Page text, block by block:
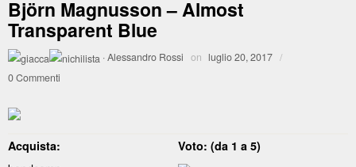
Björn Magnusson – Almost
Transparent Blue
·Alessandro Rossi on luglio 20, 2017 /
0 Commenti
Acquista: Voto: (da 1 a 5)